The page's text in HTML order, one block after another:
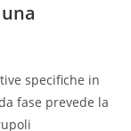
specifiche in
fase prevede la